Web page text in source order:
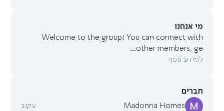
מי אנחנו
Welcome to the group! You can connect with
other members, ge
...
למידע נוסף
חברים
Madonna Homes
עקוב